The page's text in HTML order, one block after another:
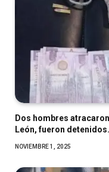
Dos hombres
León, fueron detenidos.
NOVIEMBRE 1, 2025